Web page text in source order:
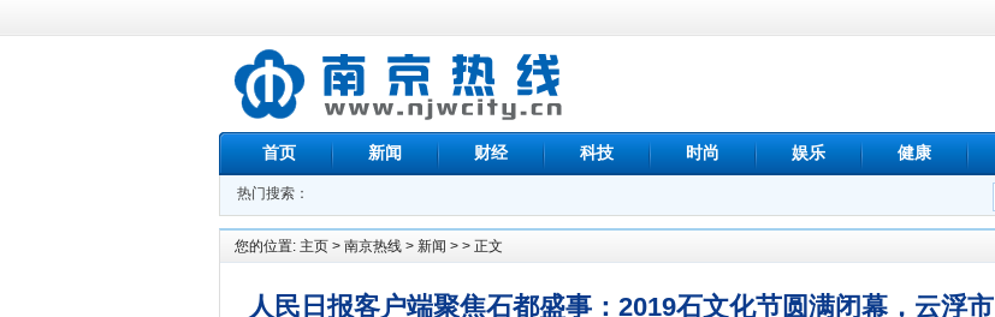
首页 新闻 财经 科技 时尚 娱乐 健康
热门搜索：
您的位置: 主页 > 南京热线 > 新闻 > > 正文
人民日报客户端聚焦石都盛事：2019石文化节圆满闭幕，云浮市